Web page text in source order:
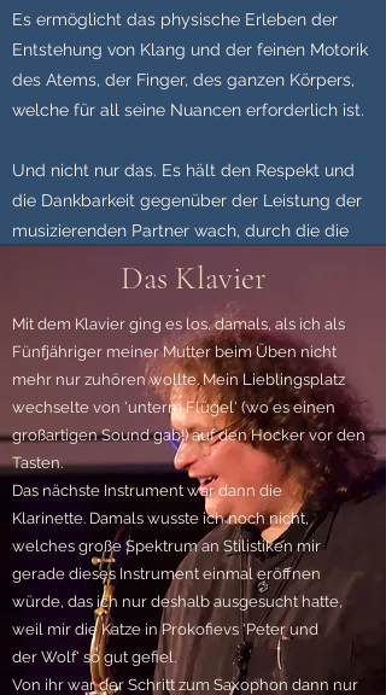
Es ermöglicht das physische Erleben der
Entstehung von Klang und der feinen Motorik
des Atems, der Finger, des ganzen Körpers,
welche für all seine Nuancen erforderlich ist.
Und nicht nur das. Es hält den Respekt und
die Dankbarkeit gegenüber der Leistung der
musizierenden Partner wach, durch die die
Erfüllung des Traumberufs Dirigent erst
Als Komponist ist man stets allein, a
Dirigent umgeben von vielen
Menschen.
In beiden Fällen entsteht der
eigentliche Klang aber nicht durch
einen selbst.
Das Klavier
Mit dem Klavier ging es los, damals, als ich als
Fünfjähriger meiner Mutter beim Üben nicht
mehr nur zuhören wollte. Mein Lieblingsplatz
wechselte von 'unterm Flügel' (wo es einen
großartigen Sound gab!) auf den Hocker vor den
Tasten.
Das nächste Instrument war dann die
Klarinette. Damals wusste ich noch nicht,
welches große Spektrum an Stilistiken mir
gerade dieses Instrument einmal eröffnen
würde, das ich nur deshalb ausgesucht hatte,
weil mir die Katze in Prokofievs 'Peter und
der Wolf' so gut gefiel.
Von ihr war der Schritt zum Saxophon dann nur